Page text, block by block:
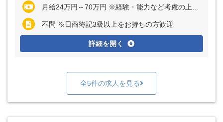
月給24万円～70万円 ※経験・能力など考慮の上、決定いたします ※上記に固定残業代（月25～40時間分＝3万8810円～16万6667円）を含む ※超過分は別途全額支給
不問 ※日商簿記3級以上をお持ちの方歓迎
詳細を開く
全5件の求人を見る